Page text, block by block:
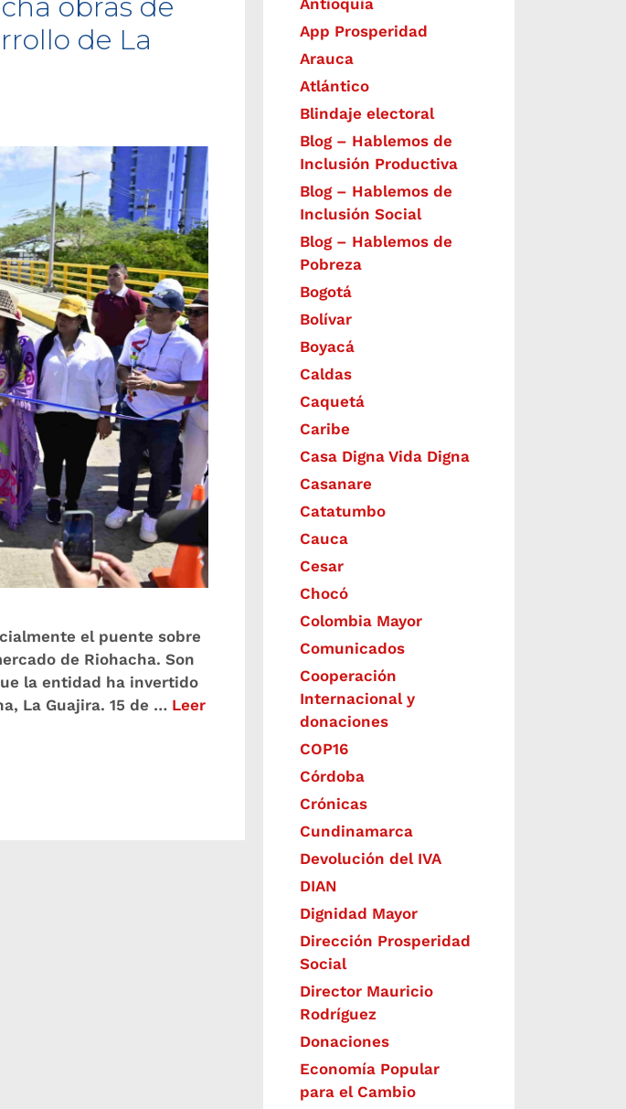
obras de
de La
el puente sobre
de Riohacha. Son
la entidad ha invertido
La Guajira. 15 de … Leer
Antioquia
App Prosperidad
Arauca
Atlántico
Blindaje electoral
Blog – Hablemos de
Inclusión Productiva
Blog – Hablemos de
Inclusión Social
Blog – Hablemos de
Pobreza
Bogotá
Bolívar
Boyacá
Caldas
Caquetá
Caribe
Casa Digna Vida Digna
Casanare
Catatumbo
Cauca
Cesar
Chocó
Colombia Mayor
Comunicados
Cooperación
Internacional y
donaciones
COP16
Córdoba
Crónicas
Cundinamarca
Devolución del IVA
DIAN
Dignidad Mayor
Dirección Prosperidad
Social
Director Mauricio
Rodríguez
Donaciones
Economía Popular
para el Cambio